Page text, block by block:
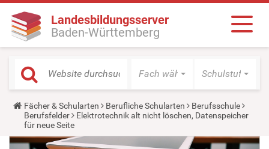
Landesbildungsserver
Baden-Württemberg
Fach wählen Schulstufe
Y
o
u
a
r
Fächer & Schularten Berufliche Schularten
Berufsschule
Berufsfelder
Elektrotechnik alt nicht löschen, Datenspeicher
für neue Seite